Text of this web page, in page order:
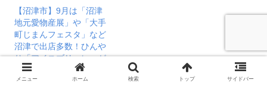
【沼津市】9月は「沼津
地元愛物産展」や「大手
町じまんフェスタ」など
沼津で出店多数！ひんや
り「アイスブリュレ」が
絶品のキッチンカー「赤
チャリ商店」さん
メニュー ホーム 検索 トップ サイドバー